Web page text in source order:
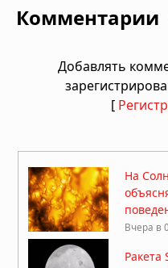
Комментарии
Добавлять
[
На
Вчера в
Ракета